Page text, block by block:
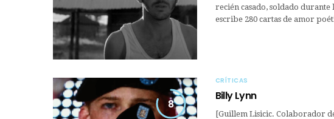
recién casado, soldado
escribe 280 cartas de amor
8
CRÍTICAS
Billy Lynn
[Guillem Lisicic. Colaborador